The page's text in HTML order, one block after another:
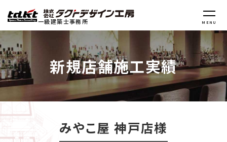
一級建築士事務所 MENU
新規店舗施工実績
みやこ屋 神戸店様